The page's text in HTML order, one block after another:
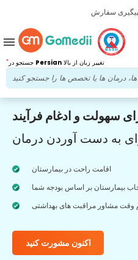
پیگیری سفارش
* Persian تغییر زبان از بالا
menu
سهولت و ادغام فرآیند
به دست آوردن درمان
اقامت راحت در بیمارستان
بیمارستان بر اساس بودجه شما
وقت مشاور مراقبت های بهداشتی
اکنون مشورت کنید